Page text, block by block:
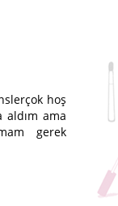
hoş
aldım ama
gerek